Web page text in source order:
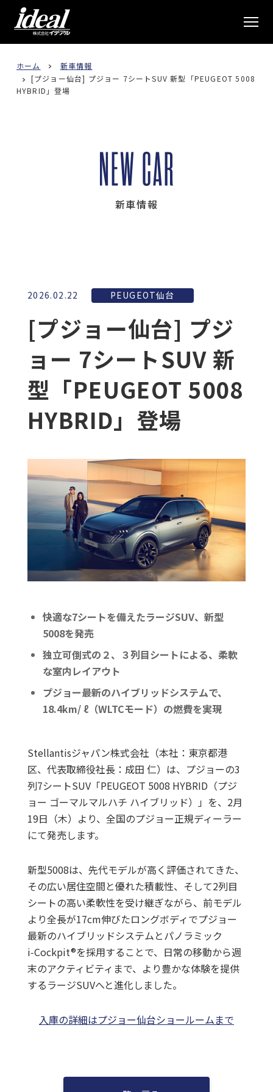
ホーム
新車情報
[プジョー仙台] プジョー 7シートSUV 新型「PEUGEOT 5008
HYBRID」登場
新車情報
2026.02.22 PEUGEOT仙台
[プジョー仙台] プジ
ョー 7シートSUV 新
型「PEUGEOT 5008
HYBRID」登場
快適な7シートを備えたラージSUV、新型
5008を発売
独立可倒式の２、３列目シートによる、柔軟
な室内レイアウト
プジョー最新のハイブリッドシステムで、
18.4km/ ℓ（WLTCモード）の燃費を実現
Stellantisジャパン株式会社（本社：東京都港
区、代表取締役社長：成田 仁）は、プジョーの3
列7シートSUV「PEUGEOT 5008 HYBRID（プジ
ョー ゴーマルマルハチ ハイブリッド）」を、2月
19日（木）より、全国のプジョー正規ディーラー
にて発売します。
新型5008は、先代モデルが高く評価されてきた、
その広い居住空間と優れた積載性、そして2列目
シートの高い柔軟性を受け継ぎながら、前モデル
より全長が17cm伸びたロングボディでプジョー
最新のハイブリッドシステムとパノラミック
i‑Cockpit®を採用することで、日常の移動から週
末のアクティビティまで、より豊かな体験を提供
するラージSUVへと進化しました。
入庫の詳細はプジョー仙台ショールームまで